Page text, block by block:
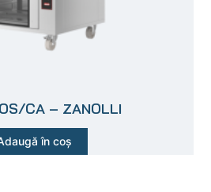
CA – ZANOLLI
în coș